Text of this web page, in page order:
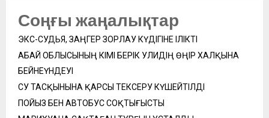
Соңғы жаңалықтар
ЭКС-СУДЬЯ, ЗАҢГЕР ЗОРЛАУ КҮДІГІНЕ ІЛІКТІ
АБАЙ ОБЛЫСЫНЫҢ ӘКІМІ БЕРІК УӘЛИДІҢ ӨҢІР ХАЛҚЫНА
БЕЙНЕҮНДЕУІ
СУ ТАСҚЫНЫНА ҚАРСЫ ТЕКСЕРУ КҮШЕЙТІЛДІ
ПОЙЫЗ БЕН АВТОБУС СОҚТЫҒЫСТЫ